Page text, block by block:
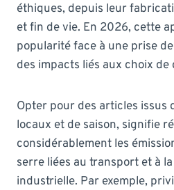
éthiques, depuis leur
et fin de vie. En 2026, cette
popularité face à une prise
des impacts liés aux choix de
Opter pour des articles issus
locaux et de saison, signifie
considérablement les
serre liées au transport et à
industrielle. Par exemple,